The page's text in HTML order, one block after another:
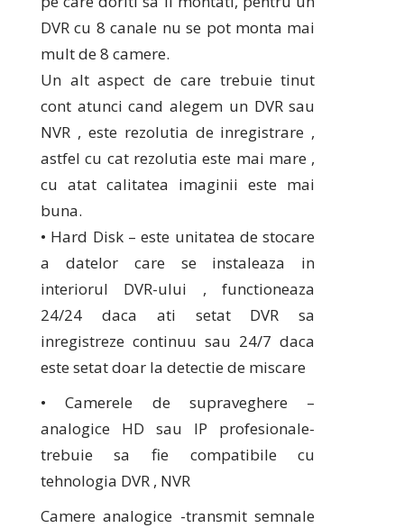
DVR cu 8 canale nu se pot monta mai
mult de 8 camere.
Un alt aspect de care trebuie tinut
cont atunci cand alegem un DVR sau
NVR , este rezolutia de inregistrare ,
astfel cu cat rezolutia este mai mare ,
cu atat calitatea imaginii este mai
buna.
• Hard Disk – este unitatea de stocare
a datelor care se instaleaza in
interiorul DVR-ului , functioneaza
24/24 daca ati setat DVR sa
inregistreze continuu sau 24/7 daca
este setat doar la detectie de miscare
• Camerele de supraveghere –
analogice HD sau IP profesionale-
trebuie sa fie compatibile cu
tehnologia DVR , NVR
Camere analogice -transmit semnale